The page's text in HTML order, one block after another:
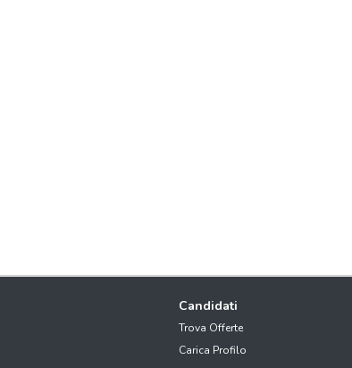
Candidati
Trova Offerte
Carica Profilo